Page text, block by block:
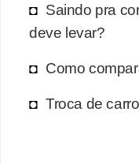
Saindo pra
deve levar?
Como
Troca de